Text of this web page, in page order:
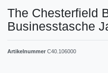
The Chesterfield
Businesstasche
Artikelnummer C40.106000